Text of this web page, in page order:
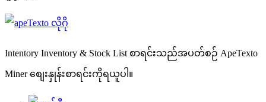
Intentory Inventory & Stock List စာရင်းသည်အပတ်စဉ် ApeTexto
Miner စျေးနှုန်းစာရင်းကိုရယူပါ။